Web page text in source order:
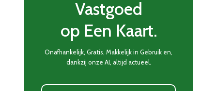
Vastgoed
op Een Kaart.
Onafhankelijk, Gratis, Makkelijk in Gebruik en,
dankzij onze AI, altijd actueel.